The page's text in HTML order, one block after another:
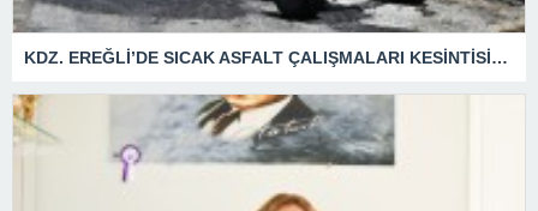
KDZ. EREĞLİ’DE SICAK ASFALT ÇALIŞMALARI KESİNTİSİZ SÜRÜYOR